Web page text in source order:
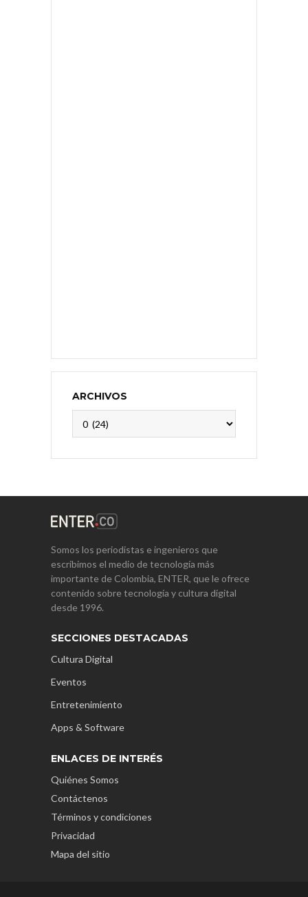
ARCHIVOS
Somos los periodistas e ingenieros que
escribimos el medio de tecnología más
importante de Colombia, ENTER, que le ofrece
contenido sobre tecnología y cultura digital
desde 1996.
SECCIONES DESTACADAS
Cultura Digital
Eventos
Entretenimiento
Apps & Software
ENLACES DE INTERÉS
Quiénes Somos
Contáctenos
Términos y condiciones
Privacidad
Mapa del sitio